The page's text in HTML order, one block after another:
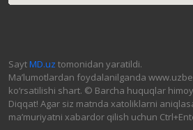
SaytMD.uz tomonidan yaratildi.
Ma’lumotlardan foydalanilganda
ko‘rsatilishi shart. © Barcha huquqlar
Diqqat! Agar siz matnda xatoliklarni
ma’muriyatni xabardor qilish uchun